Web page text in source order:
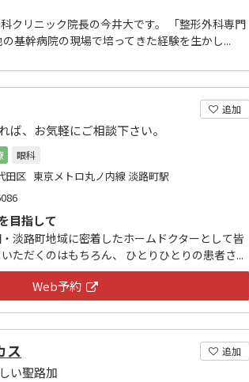
クリニック院長の今井大です。 「整形外科専門
基幹病院の現場で培ってきた経験を生かし...
追加
ば、お気軽にご相談下さい。
眼科
田区 東京メトロ丸ノ内線 淡路町駅
目指して
淡路町地域に密着したホームドクターとして皆
ただくのはもちろん、 ひとりひとりの患者さ...
Web予約
追加
ス
い聖路加